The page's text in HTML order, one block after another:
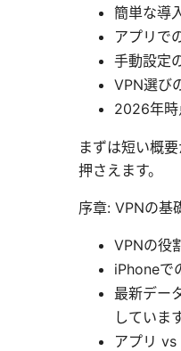
簡単な導
アプリで
手動設定
VPN選び
2026年時
まずは短い概
押さえます。
序章: VPNの基
VPNの役
iPhoneで
最新デー
していま
アプリ